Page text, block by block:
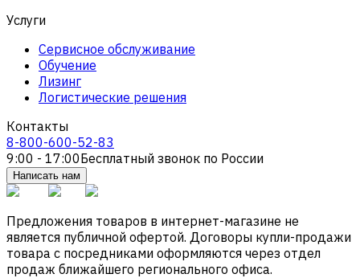
Услуги
Сервисное обслуживание
Обучение
Лизинг
Логистические решения
Контакты
8-800-600-52-83
9:00 - 17:00Бесплатный звонок по России
Написать нам
Предложения товаров в интернет-магазине не
является публичной офертой. Договоры купли-продажи
товара с посредниками оформляются через отдел
продаж ближайшего регионального офиса.